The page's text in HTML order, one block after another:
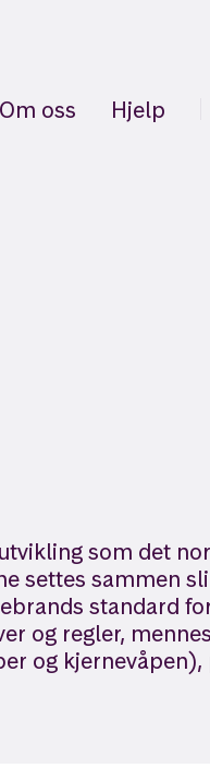
Om oss Hjelp
som det
settes sammen
standard
og regler,
og